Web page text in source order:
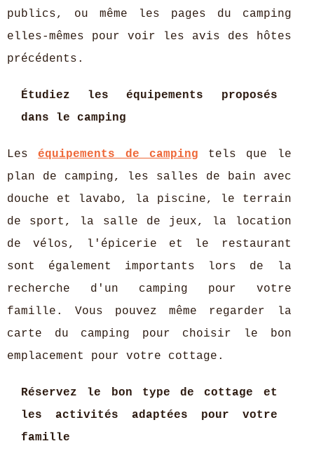
publics, ou même les pages du camping
elles-mêmes pour voir les avis des hôtes
précédents.
Étudiez les équipements proposés
dans le camping
Leséquipements de camping tels que le
plan de camping, les salles de bain avec
douche et lavabo, la piscine, le terrain
de sport, la salle de jeux, la location
de vélos, l'épicerie et le restaurant
sont également importants lors de la
recherche d'un camping pour votre
famille. Vous pouvez même regarder la
carte du camping pour choisir le bon
emplacement pour votre cottage.
Réservez le bon type de cottage et
les activités adaptées pour votre
famille